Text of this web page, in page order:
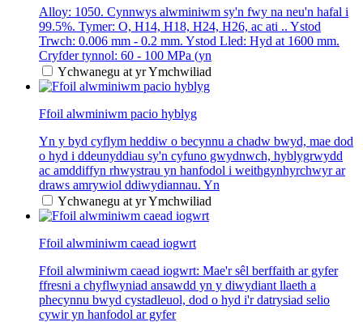
Alloy: 1050. Cynnwys alwminiwm sy'n fwy na neu'n hafal i
99.5%. Tymer: O, H14, H18, H24, H26, ac ati .. Ystod
Trwch: 0.006 mm - 0.2 mm. Ystod Lled: Hyd at 1600 mm.
Cryfder tynnol: 60 - 100 MPa (yn
Ychwanegu at yr Ymchwiliad
Ffoil alwminiwm pacio hyblyg
Yn y byd cyflym heddiw o becynnu a chadw bwyd, mae dod
o hyd i ddeunyddiau sy'n cyfuno gwydnwch, hyblygrwydd
ac amddiffyn rhwystrau yn hanfodol i weithgynhyrchwyr ar
draws amrywiol ddiwydiannau. Yn
Ychwanegu at yr Ymchwiliad
Ffoil alwminiwm caead iogwrt
Ffoil alwminiwm caead iogwrt: Mae'r sêl berffaith ar gyfer
ffresni a chyflwyniad ansawdd yn y diwydiant llaeth a
phecynnu bwyd cystadleuol, dod o hyd i'r datrysiad selio
cywir yn hanfodol ar gyfer